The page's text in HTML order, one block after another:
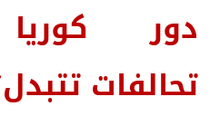
دور كوريا
تحالفات